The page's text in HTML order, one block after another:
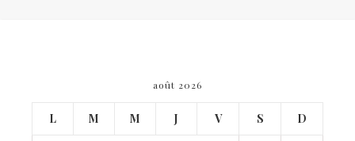
août 2026
L M M J V S D